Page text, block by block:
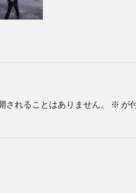
されることはありません。 ※ が